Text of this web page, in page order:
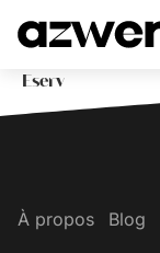
Eserv
À propos Blog